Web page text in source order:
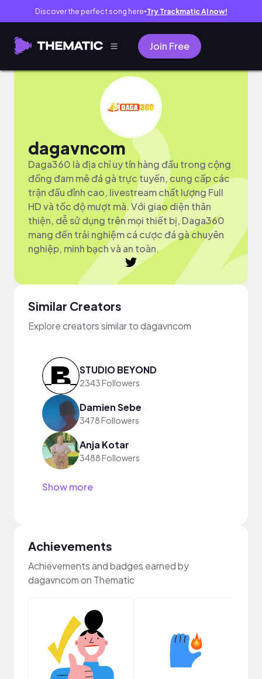
Discover the perfect song here● Try Trackmatic AI now!
Join Free
dagavncom
Daga360 là địa chỉ uy tín hàng đầu trong cộng
đồng đam mê đá gà trực tuyến, cung cấp các
trận đấu đỉnh cao, livestream chất lượng Full
HD và tốc độ mượt mà. Với giao diện thân
thiện, dễ sử dụng trên mọi thiết bị, Daga360
mang đến trải nghiệm cá cược đá gà chuyên
nghiệp, minh bạch và an toàn.
Similar Creators
Explore creators similar to dagavncom
STUDIO BEYOND
2343 Followers
Damien Sebe
3478 Followers
Anja Kotar
3488 Followers
Show more
Achievements
Achievements and badges earned by
dagavncom on Thematic